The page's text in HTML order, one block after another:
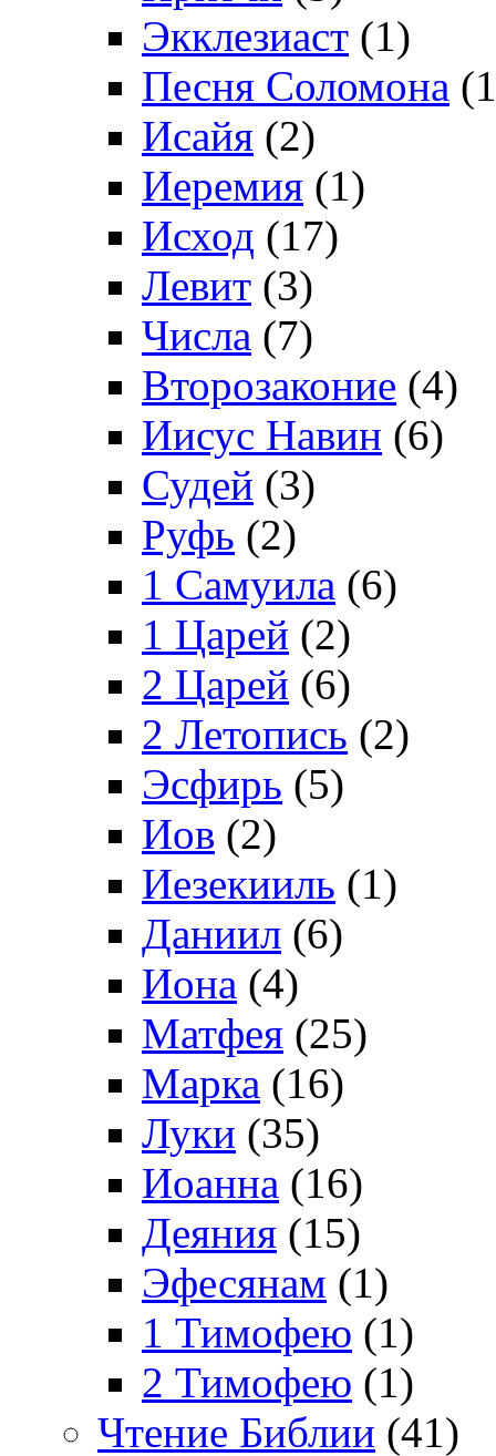
Экклезиаст (1)
Песня Соломона
Исайя (2)
Иеремия (1)
Исход (17)
Левит (3)
Числа (7)
Второзаконие (4)
Иисус Навин (6)
Судей (3)
Руфь (2)
1 Самуила (6)
1 Царей (2)
2 Царей (6)
2 Летопись (2)
Эсфирь (5)
Иов (2)
Иезекииль (1)
Даниил (6)
Иона (4)
Матфея (25)
Марка (16)
Луки (35)
Иоанна (16)
Деяния (15)
Эфесянам (1)
1 Тимофею (1)
2 Тимофею (1)
Чтение Библии (41)